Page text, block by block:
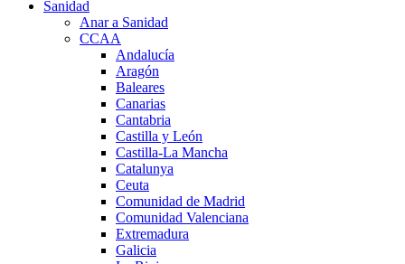
Sanidad
Anar a Sanidad
CCAA
Andalucía
Aragón
Baleares
Canarias
Cantabria
Castilla y León
Castilla-La Mancha
Catalunya
Ceuta
Comunidad de Madrid
Comunidad Valenciana
Extremadura
Galicia